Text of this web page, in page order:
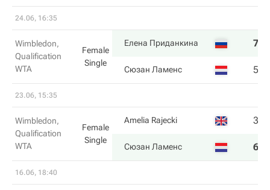
24.06, 16:35
Wimbledon,
Qualification
WTA
Female
Single
Елена Приданкина 7
Сюзан Ламенс 5
23.06, 15:35
Wimbledon,
Qualification
WTA
Female
Single
Amelia Rajecki 3
Сюзан Ламенс 6
16.06, 18:40